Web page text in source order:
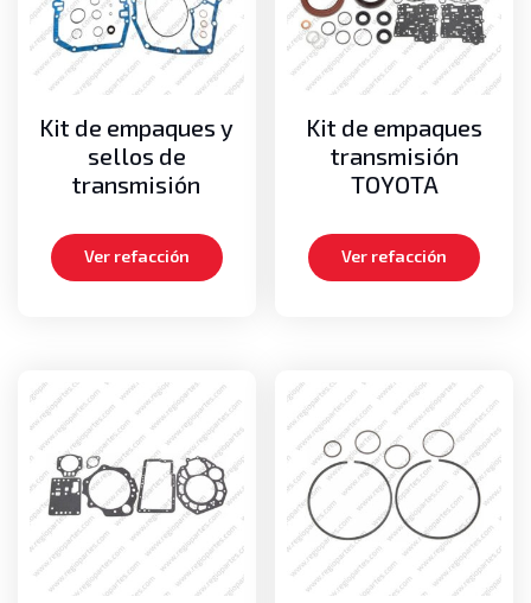
Kit de empaques y
sellos de
transmisión
Ver refacción
Kit de empaques
transmisión
TOYOTA
Ver refacción